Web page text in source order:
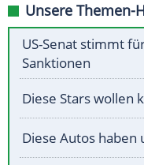
Unsere Themen-
US-Senat stimmt
Sanktionen
Diese Stars wollen
Diese Autos haben